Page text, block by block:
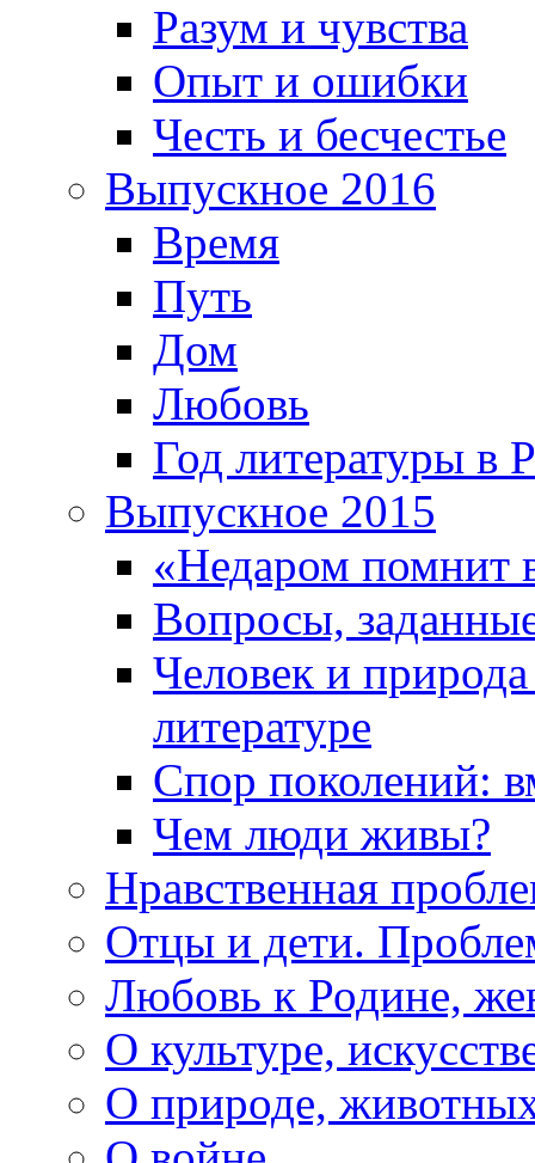
Разум и чувства
Опыт и ошибки
Честь и бесчестье
Выпускное 2016
Время
Путь
Дом
Любовь
Год литературы в
Выпускное 2015
«Недаром помнит
Вопросы,
Человек и
литературе
Спор поколений:
Чем люди живы?
Нравственная
Отцы и дети.
Любовь к Родине,
О культуре,
О природе,